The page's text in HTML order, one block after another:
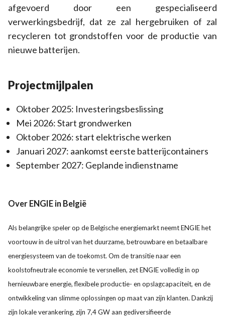
afgevoerd door een gespecialiseerd
verwerkingsbedrijf, dat ze zal hergebruiken of zal
recycleren tot grondstoffen voor de productie van
nieuwe batterijen. ​ ​
Projectmijlpalen
Oktober 2025: Investeringsbeslissing ​
Mei 2026: Start grondwerken ​
Oktober 2026: start elektrische werken
Januari 2027: aankomst eerste batterijcontainers ​
September 2027: Geplande indienstname ​
Over ENGIE in België
Als belangrijke speler op de Belgische energiemarkt neemt ENGIE het
voortouw in de uitrol van het duurzame, betrouwbare en betaalbare
energiesysteem van de toekomst. Om de transitie naar een
koolstofneutrale economie te versnellen, zet ENGIE volledig in op
hernieuwbare energie, flexibele productie- en opslagcapaciteit, en de
ontwikkeling van slimme oplossingen op maat van zijn klanten. Dankzij
zijn lokale verankering, zijn 7,4 GW aan gediversifieerde